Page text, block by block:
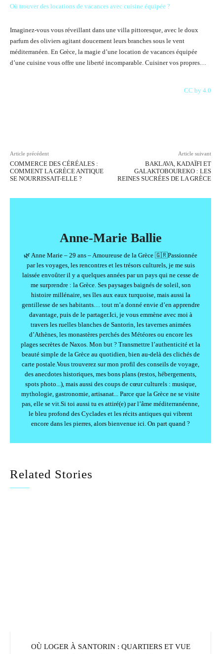
Où trouver des locations de vacances avec cuisine équipée ?
Imaginez-vous vous réveillant dans une villa pittoresque, avec le doux
parfum des oliviers agitant doucement leurs branches sous le vent
méditerranéen. En Grèce, la magie d’une location de vacances équipée
d’une cuisine vous offre une liberté incomparable. Cuisiner vos propres…
CC by 4.0
Article précédent
COMMERCE DES CÉRÉALES :
COMMENT LA GRÈCE ANTIQUE
SE NOURRISSAIT-ELLE ?
Article suivant
BAKLAVA, KADAÏFI ET
GALAKTOBOUREKO : LES
REINES SUCRÉES DE LA GRÈCE
Anne-Marie Ballie
🌿 Anne Marie – 29 ans – Amoureuse de la Grèce 🇬🇷Passionnée
par les voyages, les rencontres et les trésors culturels, je me suis
laissée envoûter il y a quelques années par un pays qui ne cesse de
me surprendre : la Grèce. Ses paysages baignés de soleil, son
histoire millénaire, ses îles aux eaux turquoise, mais aussi la
gentillesse de ses habitants… tout m’a donné envie d’en apprendre
davantage, puis de le partager.Ici, je vous emmène avec moi à
travers les ruelles blanches de Santorin, les tavernes animées
d’Athènes, les monastères perchés des Météores ou encore les
plages secrètes de Naxos. Mon but ? Transmettre l’authenticité et la
beauté simple de la Grèce au quotidien, bien au-delà des clichés de
carte postale.Vous trouverez sur mon profil des conseils de voyage,
des anecdotes historiques, mes bons plans (restos, hébergements,
spots photo...), mais aussi des coups de cœur culturels : musique,
mythologie, gastronomie, artisanat... Parce que la Grèce ne se visite
pas, elle se vit.Si toi aussi tu es attiré(e) par l’âme méditerranéenne,
le bleu profond des Cyclades et les récits antiques qui vibrent
encore dans les pierres, alors bienvenue ici. On part quand ?
Related Stories
OÙ LOGER À SANTORIN : QUARTIERS ET VUE